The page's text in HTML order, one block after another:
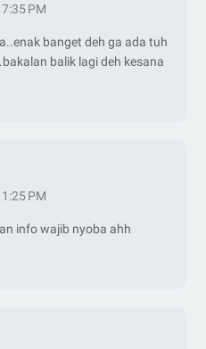
PM
banget deh ga ada tuh
balik lagi deh kesana
PM
info wajib nyoba ahh